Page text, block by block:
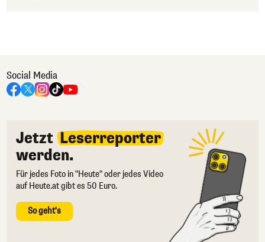
Social Media
Jetzt Leserreporter
werden.
Für jedes Foto in "Heute" oder jedes Video
auf Heute.at gibt es 50 Euro.
So geht's